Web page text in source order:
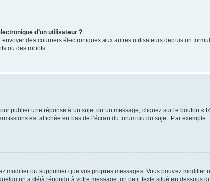
d’un utilisateur ?
des courriers électroniques aux autres utilisateurs depuis un
ou des robots.
publier une réponse à un sujet ou un message, cliquez sur le bouton «
est affichée en bas de l’écran du forum ou du sujet. Par
ou supprimer que vos propres messages. Vous pouvez modifier
a déjà répondu à votre message, un petit texte situé en dessous